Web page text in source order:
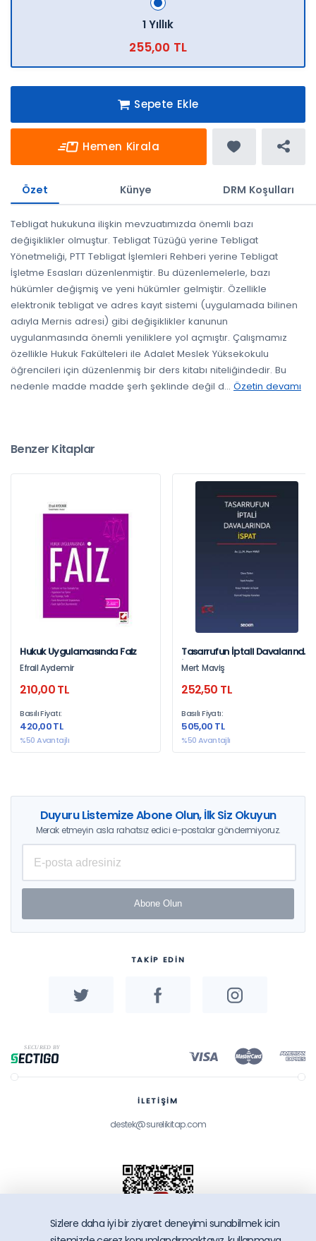
1 Yıllık
255,00 TL
Sepete Ekle
Hemen Kirala
Özet Künye DRM Koşulları
Tebligat hukukuna ilişkin mevzuatımızda önemli bazı
değişiklikler olmuştur. Tebligat Tüzüğü yerine Tebligat
Yönetmeliği, PTT Tebligat İşlemleri Rehberi yerine Tebligat
İşletme Esasları düzenlenmiştir. Bu düzenlemelerle, bazı
hükümler değişmiş ve yeni hükümler gelmiştir. Özellikle
elektronik tebligat ve adres kayıt sistemi (uygulamada bilinen
adıyla Mernis adresi) gibi değişiklikler kanunun
uygulanmasında önemli yeniliklere yol açmıştır. Çalışmamız
özellikle Hukuk Fakülteleri ile Adalet Meslek Yüksekokulu
öğrencileri için düzenlenmiş bir ders kitabı niteliğindedir. Bu
nedenle madde madde şerh şeklinde değil d... Özetin devamı
Benzer Kitaplar
Hukuk Uygulamasında Faiz
Efrail Aydemir
210,00 TL
Basılı Fiyatı:
420,00 TL
%50 Avantajlı
Tasarrufun İptali Davalarında
İspat
Mert Maviş
252,50 TL
Basılı Fiyatı:
505,00 TL
%50 Avantajlı
Duyuru Listemize Abone Olun, İlk Siz Okuyun
Merak etmeyin asla rahatsız edici e-postalar göndermiyoruz.
Abone Olun
TAKİP EDİN
İLETİŞİM
destek@surelikitap.com
Sizlere daha iyi bir ziyaret deneyimi sunabilmek icin